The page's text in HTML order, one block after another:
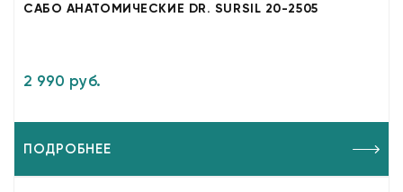
САБО АНАТОМИЧЕСКИЕ DR. SURSIL 20-2505
2 990 руб.
ПОДРОБНЕЕ